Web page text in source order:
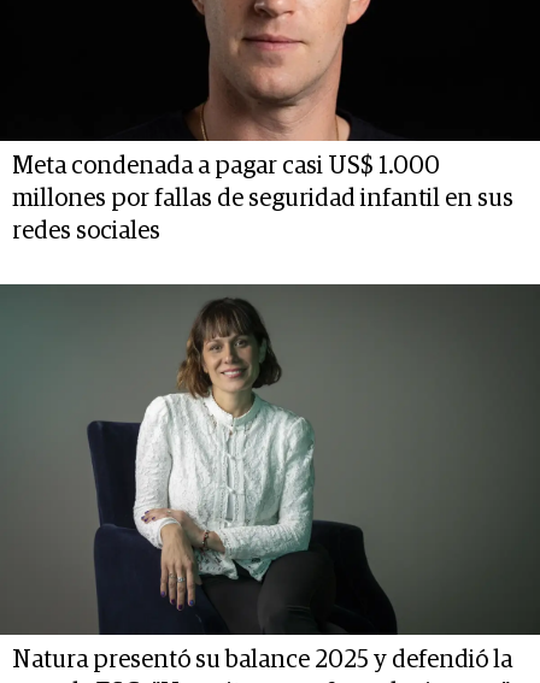
Meta condenada a pagar casi US$ 1.000
millones por fallas de seguridad infantil en sus
redes sociales
Natura presentó su balance 2025 y defendió la